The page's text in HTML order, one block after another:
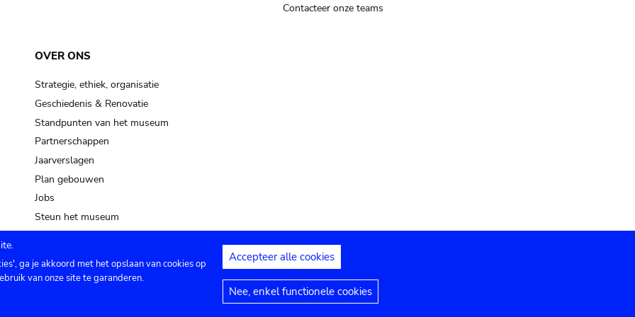
Contacteer onze teams
OVER ONS
Strategie, ethiek, organisatie
Geschiedenis & Renovatie
Standpunten van het museum
Partnerschappen
Jaarverslagen
Plan gebouwen
Jobs
Steun het museum
Privacy instellingen Juridische mededelingen
ga je akkoord met het opslaan van cookies op
van onze site te garanderen.
Accepteer alle cookies
Nee, enkel functionele cookies